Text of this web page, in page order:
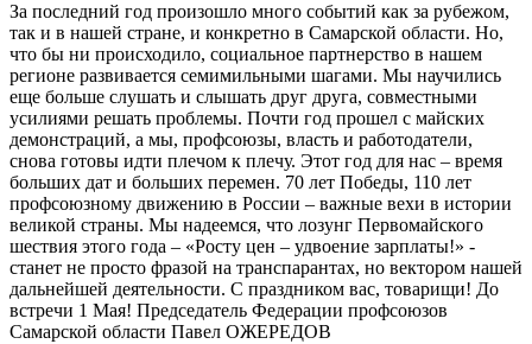
За последний год произошло много событий как за рубежом,
так и в нашей стране, и конкретно в Самарской области. Но,
что бы ни происходило, социальное партнерство в нашем
регионе развивается семимильными шагами. Мы научились
еще больше слушать и слышать друг друга, совместными
усилиями решать проблемы. Почти год прошел с майских
демонстраций, а мы, профсоюзы, власть и работодатели,
снова готовы идти плечом к плечу. Этот год для нас – время
больших дат и больших перемен. 70 лет Победы, 110 лет
профсоюзному движению в России – важные вехи в истории
великой страны. Мы надеемся, что лозунг Первомайского
шествия этого года – «Росту цен – удвоение зарплаты!» -
станет не просто фразой на транспарантах, но вектором нашей
дальнейшей деятельности. С праздником вас, товарищи! До
встречи 1 Мая! Председатель Федерации профсоюзов
Самарской области Павел ОЖЕРЕДОВ